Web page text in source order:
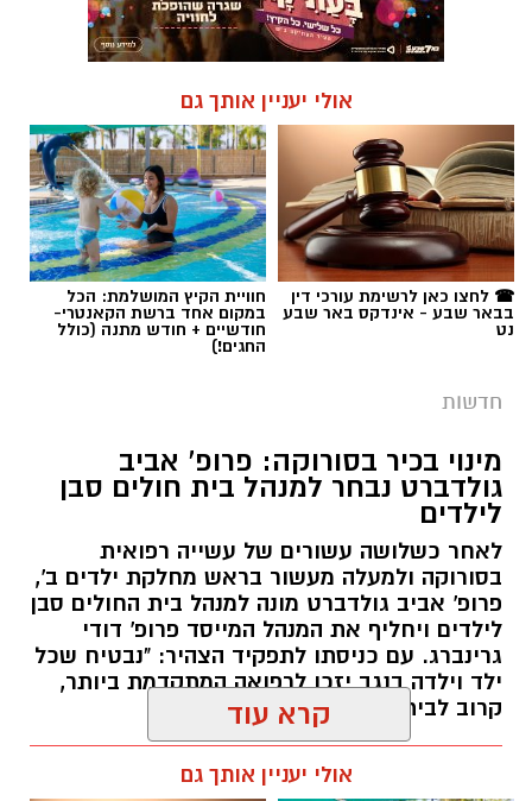
אולי יעניין אותך גם
☎ לחצו כאן לרשימת עורכי דין
בבאר שבע - אינדקס באר שבע
נט
חוויית הקיץ המושלמת: הכל
במקום אחד ברשת הקאנטרי-
חודשיים + חודש מתנה (כולל
החגים!)
חדשות
מינוי בכיר בסורוקה: פרופ' אביב
גולדברט נבחר למנהל בית חולים סבן
לילדים
לאחר כשלושה עשורים של עשייה רפואית
בסורוקה ולמעלה מעשור בראש מחלקת ילדים ב',
פרופ' אביב גולדברט מונה למנהל בית החולים סבן
לילדים ויחליף את המנהל המייסד פרופ' דודי
גרינברג. עם כניסתו לתפקיד הצהיר: "נבטיח שכל
ילד וילדה בנגב יזכו לרפואה המתקדמת ביותר,
קרוב לבית".
קרא עוד
אולי יעניין אותך גם